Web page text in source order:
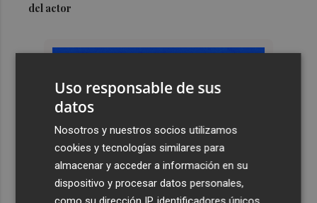
del actor
Uso responsable de sus
datos
Nosotros y nuestros socios utilizamos
cookies y tecnologías similares para
almacenar y acceder a información en su
dispositivo y procesar datos personales,